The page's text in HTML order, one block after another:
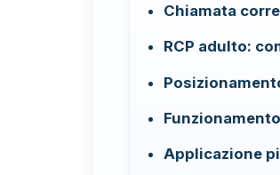
Chiamata
RCP adulto:
Applicazione